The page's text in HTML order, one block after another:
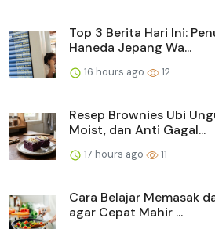
Top 3 Berita Hari Ini:
Haneda Jepang Wa...
16 hours ago 12
Resep Brownies Ubi
Moist, dan Anti Gagal...
17 hours ago 11
Cara Belajar Memasak
agar Cepat Mahir ...